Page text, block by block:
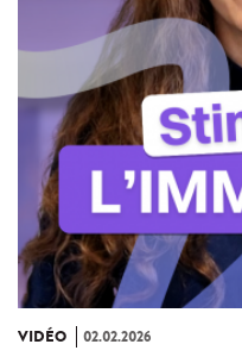
VIDÉO 02.02.2026